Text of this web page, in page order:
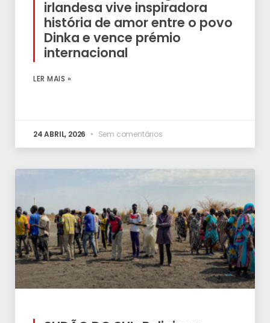
irlandesa vive inspiradora
história de amor entre o povo
Dinka e vence prémio
internacional
LER MAIS »
24 ABRIL, 2026 Sem comentários